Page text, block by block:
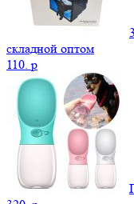
складной оптом
110. p